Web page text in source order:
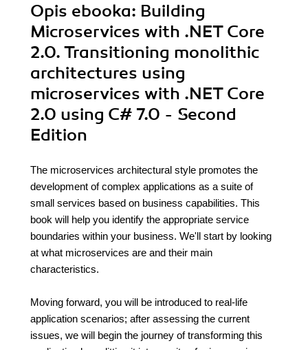
Opis ebooka: Building
Microservices with .NET Core
2.0. Transitioning monolithic
architectures using
microservices with .NET Core
2.0 using C# 7.0 - Second
Edition
The microservices architectural style promotes the
development of complex applications as a suite of
small services based on business capabilities. This
book will help you identify the appropriate service
boundaries within your business. We'll start by looking
at what microservices are and their main
characteristics.
Moving forward, you will be introduced to real-life
application scenarios; after assessing the current
issues, we will begin the journey of transforming this